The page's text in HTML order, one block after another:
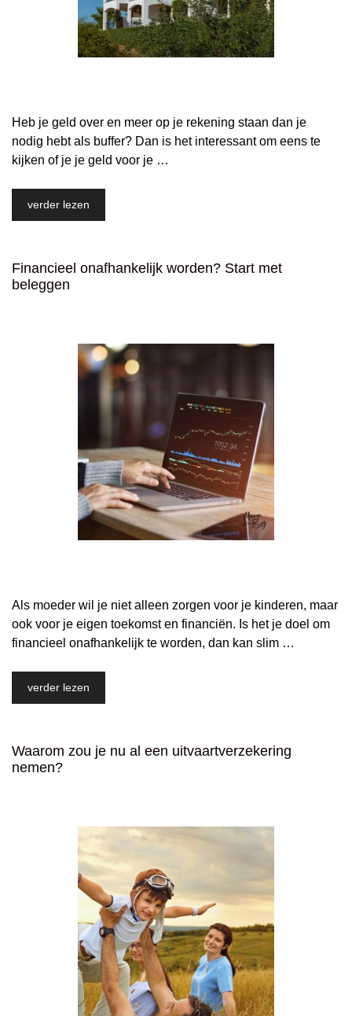
Heb je geld over en meer op je rekening staan dan je
nodig hebt als buffer? Dan is het interessant om eens te
kijken of je je geld voor je …
verder lezen
Financieel onafhankelijk worden? Start met
beleggen
Als moeder wil je niet alleen zorgen voor je kinderen, maar
ook voor je eigen toekomst en financiën. Is het je doel om
financieel onafhankelijk te worden, dan kan slim …
verder lezen
Waarom zou je nu al een uitvaartverzekering
nemen?